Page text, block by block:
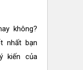
không?
nhất bạn
kiến của